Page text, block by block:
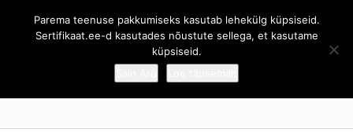
Sertifikaat.ee - Eeskujulik ettevõte
Parema teenuse pakkumiseks kasutab lehekülg küpsiseid.
Sertifikaat.ee-d kasutades nõustute sellega, et kasutame
küpsiseid.